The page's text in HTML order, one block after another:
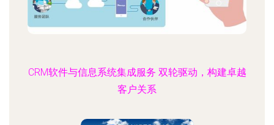
CRM软件与信息系统集成服务 双轮驱动，构建卓越
客户关系